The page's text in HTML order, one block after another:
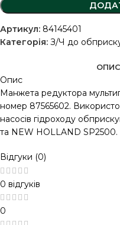
Артикул: 84145401
Категорія: З/Ч до
ОПИС
Опис
Манжета редуктора
номер 87565602.
насосів гідроходу
та NEW HOLLAND SP2500.
Відгуки (0)
0 відгуків
0